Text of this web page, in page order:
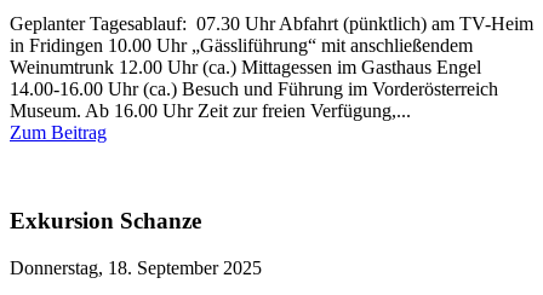
Geplanter Tagesablauf: 07.30 Uhr Abfahrt (pünktlich) am TV-Heim
in Fridingen 10.00 Uhr „Gässliführung“ mit anschließendem
Weinumtrunk 12.00 Uhr (ca.) Mittagessen im Gasthaus Engel
14.00-16.00 Uhr (ca.) Besuch und Führung im Vorderösterreich
Museum. Ab 16.00 Uhr Zeit zur freien Verfügung,...
Zum Beitrag
Exkursion Schanze
Donnerstag, 18. September 2025